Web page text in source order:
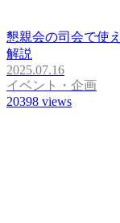
懇親会の司会で使
解説
2025.07.16
イベント・企画
20398 views